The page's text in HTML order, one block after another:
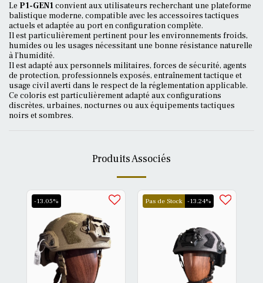
Le P1-GEN1convient aux utilisateurs recherchant une plateforme
balistique moderne, compatible avec les accessoires tactiques
actuels et adaptée au port en configuration complète.
Il est particulièrement pertinent pour les environnements froids,
humides ou les usages nécessitant une bonne résistance naturelle
à l’humidité.
Il est adapté aux personnels militaires, forces de sécurité, agents
de protection, professionnels exposés, entraînement tactique et
usage civil averti dans le respect de la réglementation applicable.
Ce coloris est particulièrement adapté aux configurations
discrètes, urbaines, nocturnes ou aux équipements tactiques
noirs et sombres.
Produits Associés
-13.05% Pas de Stock -13.24%